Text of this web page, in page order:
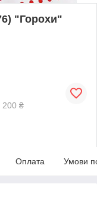
"Горохи"
200 ₴
Оплата Умови